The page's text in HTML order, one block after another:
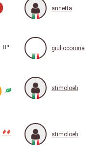
annetta
8º giuliocorona
stimoloeb
stimoloeb